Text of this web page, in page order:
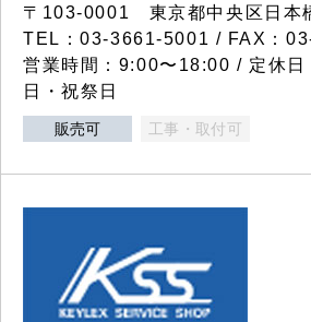
〒103-0001 東京都中央区日本
TEL：03-3661-5001 / FAX：
営業時間：9:00〜18:00 / 定休日
日・祝祭日
販売可 工事・取付可